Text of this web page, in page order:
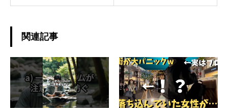
関連記事